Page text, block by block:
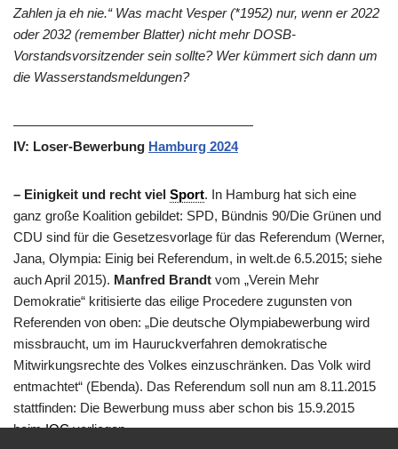
Zahlen ja eh nie.“ Was macht Vesper (*1952) nur, wenn er 2022
oder 2032 (remember Blatter) nicht mehr DOSB-
Vorstandsvorsitzender sein sollte? Wer kümmert sich dann um
die Wasserstandsmeldungen?
——————————————————
IV: Loser-Bewerbung Hamburg 2024
– Einigkeit und recht viel Sport. In Hamburg hat sich eine
ganz große Koalition gebildet: SPD, Bündnis 90/Die Grünen und
CDU sind für die Gesetzesvorlage für das Referendum (Werner,
Jana, Olympia: Einig bei Referendum, in welt.de 6.5.2015; siehe
auch April 2015). Manfred Brandt vom „Verein Mehr
Demokratie“ kritisierte das eilige Procedere zugunsten von
Referenden von oben: „Die deutsche Olympiabewerbung wird
missbraucht, um im Hauruckverfahren demokratische
Mitwirkungsrechte des Volkes einzuschränken. Das Volk wird
entmachtet“ (Ebenda). Das Referendum soll nun am 8.11.2015
stattfinden: Die Bewerbung muss aber schon bis 15.9.2015
beimIOCvorliegen.